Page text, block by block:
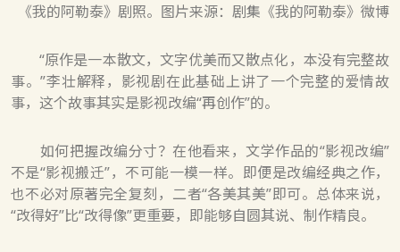
《我的阿勒泰》剧照。图片来源：剧集《我的阿勒泰》微博
“原作是一本散文，文字优美而又散点化，本没有完整故
事。”李壮解释，影视剧在此基础上讲了一个完整的爱情故
事，这个故事其实是影视改编“再创作”的。
如何把握改编分寸？在他看来，文学作品的“影视改编”
不是“影视搬迁”，不可能一模一样。即便是改编经典之作，
也不必对原著完全复刻，二者“各美其美”即可。总体来说，
“改得好”比“改得像”更重要，即能够自圆其说、制作精良。